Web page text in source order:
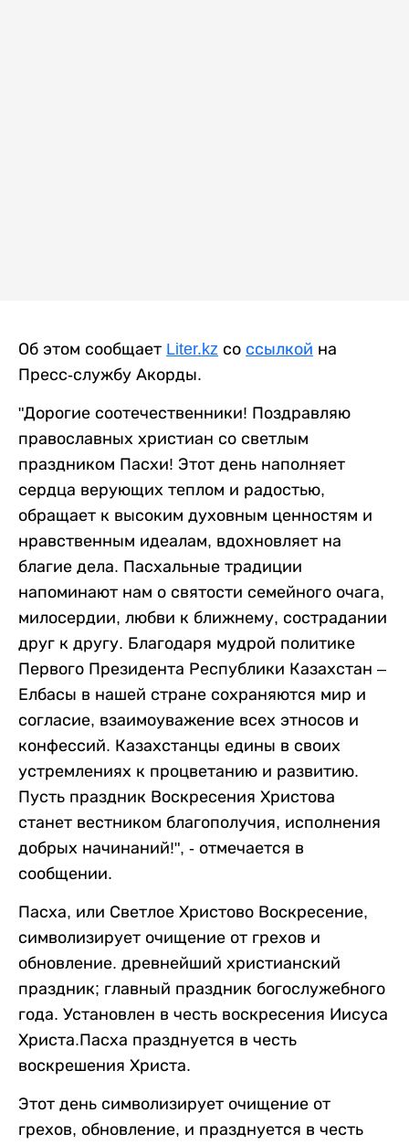
Об этом сообщает Liter.kz со ссылкой на
Пресс-службу Акорды.
"Дорогие соотечественники! Поздравляю
православных христиан со светлым
праздником Пасхи! Этот день наполняет
сердца верующих теплом и радостью,
обращает к высоким духовным ценностям и
нравственным идеалам, вдохновляет на
благие дела. Пасхальные традиции
напоминают нам о святости семейного очага,
милосердии, любви к ближнему, сострадании
друг к другу. Благодаря мудрой политике
Первого Президента Республики Казахстан –
Елбасы в нашей стране сохраняются мир и
согласие, взаимоуважение всех этносов и
конфессий. Казахстанцы едины в своих
устремлениях к процветанию и развитию.
Пусть праздник Воскресения Христова
станет вестником благополучия, исполнения
добрых начинаний!", - отмечается в
сообщении.
Пасха, или Светлое Христово Воскресение,
символизирует очищение от грехов и
обновление. древнейший христианский
праздник; главный праздник богослужебного
года. Установлен в честь воскресения Иисуса
Христа.Пасха празднуется в честь
воскрешения Христа.
Этот день символизирует очищение от
грехов, обновление, и празднуется в честь